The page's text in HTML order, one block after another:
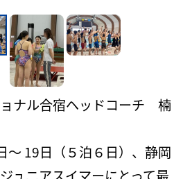
ナル合宿ヘッドコーチ 楠
19日（５泊６日）、静岡